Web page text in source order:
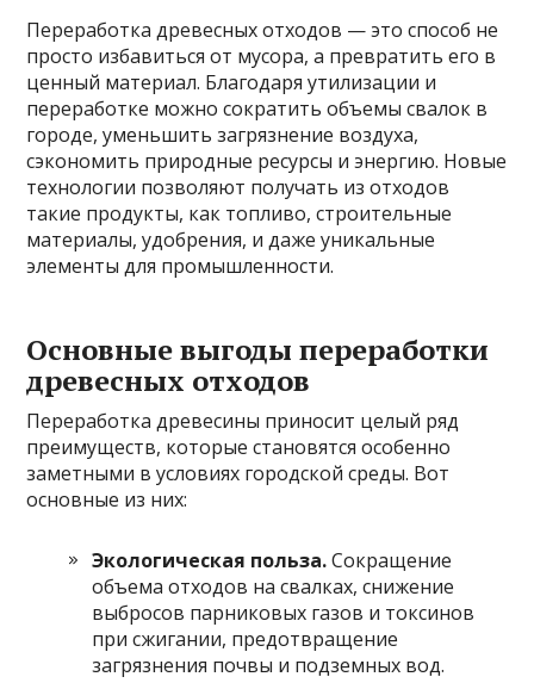
Переработка древесных отходов — это способ не
просто избавиться от мусора, а превратить его в
ценный материал. Благодаря утилизации и
переработке можно сократить объемы свалок в
городе, уменьшить загрязнение воздуха,
сэкономить природные ресурсы и энергию. Новые
технологии позволяют получать из отходов
такие продукты, как топливо, строительные
материалы, удобрения, и даже уникальные
элементы для промышленности.
Основные выгоды переработки
древесных отходов
Переработка древесины приносит целый ряд
преимуществ, которые становятся особенно
заметными в условиях городской среды. Вот
основные из них:
Экологическая польза.Сокращение
объема отходов на свалках, снижение
выбросов парниковых газов и токсинов
при сжигании, предотвращение
загрязнения почвы и подземных вод.